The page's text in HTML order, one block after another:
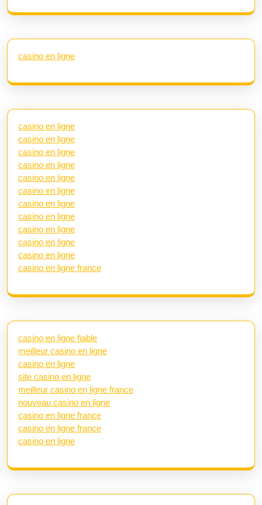
casino en ligne
casino en ligne
casino en ligne
casino en ligne
casino en ligne
casino en ligne
casino en ligne
casino en ligne
casino en ligne
casino en ligne
casino en ligne
casino en ligne
casino en ligne france
casino en ligne fiable
meilleur casino en ligne
casino en ligne
site casino en ligne
meilleur casino en ligne france
nouveau casino en ligne
casino en ligne france
casino en ligne france
casino en ligne